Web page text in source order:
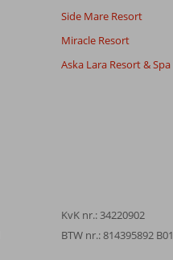
Side Mare Resort
Miracle Resort
Aska Lara Resort & Spa
KvK nr.: 34220902
BTW nr.: 814395892 B01